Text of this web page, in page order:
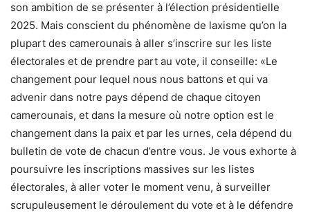
son ambition de se présenter à l’élection présidentielle
2025. Mais conscient du phénomène de laxisme qu’on la
plupart des camerounais à aller s’inscrire sur les liste
électorales et de prendre part au vote, il conseille: «Le
changement pour lequel nous nous battons et qui va
advenir dans notre pays dépend de chaque citoyen
camerounais, et dans la mesure où notre option est le
changement dans la paix et par les urnes, cela dépend du
bulletin de vote de chacun d’entre vous. Je vous exhorte à
poursuivre les inscriptions massives sur les listes
électorales, à aller voter le moment venu, à surveiller
scrupuleusement le déroulement du vote et à le défendre